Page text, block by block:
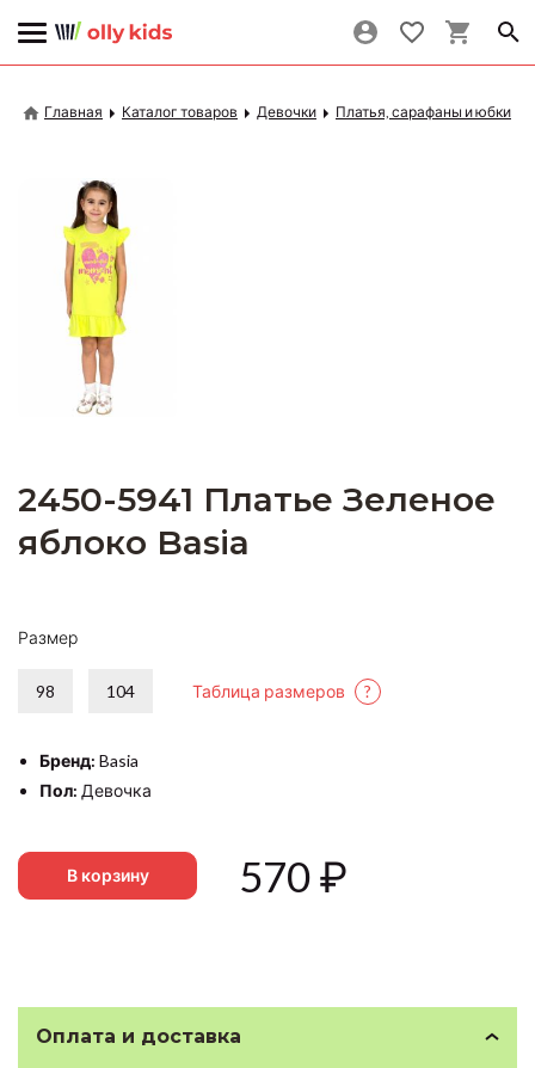
Главная Каталог товаров Девочки Платья, сарафаны и юбки
2450-5941 Платье Зеленое
яблоко Basia
Размер
98 104 Таблица размеров ?
Бренд: Basia
Пол: Девочка
В корзину 570₽
Оплата и доставка